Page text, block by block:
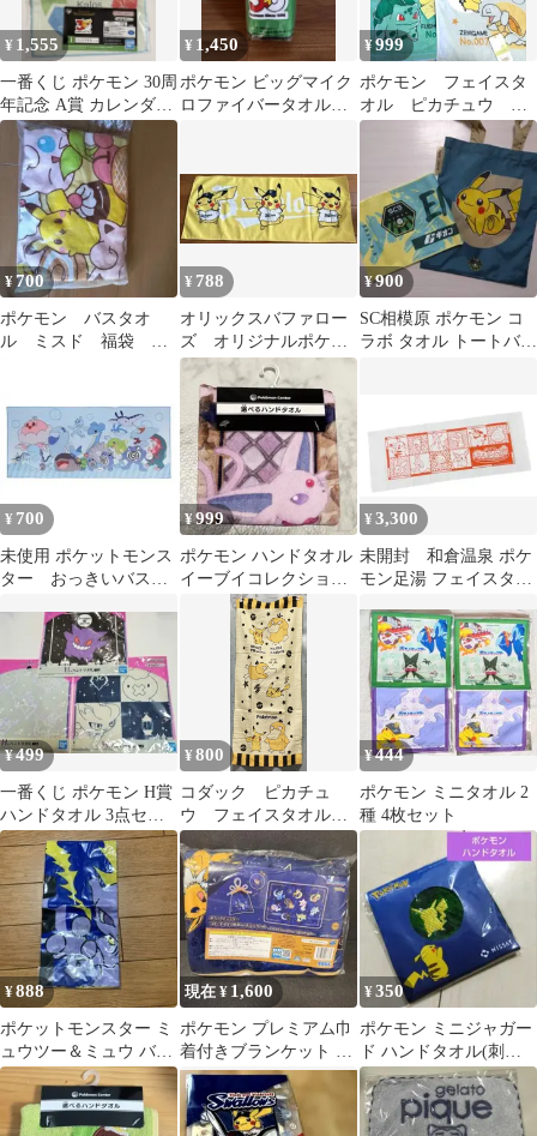
¥ 1,555
一番くじ ポケモン 30周
年記念 A賞 カレンダー
I賞 ハンドタオル
¥ 1,450
ポケモン ビッグマイク
ロファイバータオル
¥999
ポケモン フェイスタ
オル ピカチュウ ゼ
ニガメ フシギダネ
¥700
ポケモン バスタオ
ル ミスド 福袋
¥ 788
オリックスバファロー
ズ オリジナルポケモ
ンタオル ピカチュウ
¥900
SC相模原 ポケモン コ
ラボ タオル トートバッ
¥ 700
未使用 ポケットモンス
ター おっきいバスタ
¥999
ポケモン ハンドタオル
イーブイコレクション
エーフィ ハンカチ
¥3,300
未開封 和倉温泉 ポケ
モン足湯 フェイスタオ
¥499
一番くじ ポケモン H賞
ハンドタオル 3点セッ
ト
¥800
コダック ピカチュ
ウ フェイスタオル
未使用 34✖️80 1枚
ポケモン
¥444
ポケモン ミニタオル 2
種 4枚セット
¥888
ポケットモンスター ミ
ュウツー＆ミュウ バン
ダナ 1998年 タフタシ
リーズ
現在 ¥ 1,600
ポケモン プレミアム巾
着付きブランケット イ
ーブイ＆スターライト
ナイト
¥350
ポケモン ミニジャガー
ド ハンドタオル(刺繍
入り)。